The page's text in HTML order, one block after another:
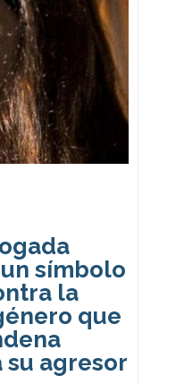
símbolo
la
que
su agresor